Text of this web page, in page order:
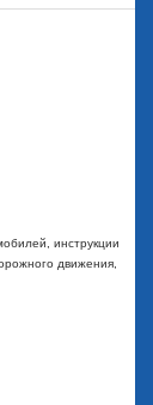
инструкции
движения,